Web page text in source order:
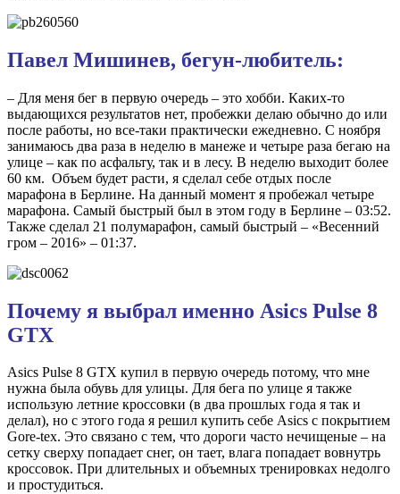
Павел Мишинев, бегун-любитель:
– Для меня бег в первую очередь – это хобби. Каких-то
выдающихся результатов нет, пробежки делаю обычно до или
после работы, но все-таки практически ежедневно. С ноября
занимаюсь два раза в неделю в манеже и четыре раза бегаю на
улице – как по асфальту, так и в лесу. В неделю выходит более
60 км. Объем будет расти, я сделал себе отдых после
марафона в Берлине. На данный момент я пробежал четыре
марафона. Самый быстрый был в этом году в Берлине – 03:52.
Также сделал 21 полумарафон, самый быстрый – «Весенний
гром – 2016» – 01:37.
Почему я выбрал именно Asics Pulse 8
GTX
Asics Pulse 8 GTX купил в первую очередь потому, что мне
нужна была обувь для улицы. Для бега по улице я также
использую летние кроссовки (в два прошлых года я так и
делал), но с этого года я решил купить себе Asics с покрытием
Gore-tex. Это связано с тем, что дороги часто нечищеные – на
сетку сверху попадает снег, он тает, влага попадает вовнутрь
кроссовок. При длительных и объемных тренировках недолго
и простудиться.